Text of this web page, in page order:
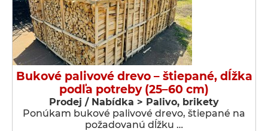
Bukové palivové drevo – štiepané, dĺžka
podľa potreby (25–60 cm)
Prodej / Nabídka > Palivo, brikety
Ponúkam bukové palivové drevo, štiepané na
požadovanú dĺžku …